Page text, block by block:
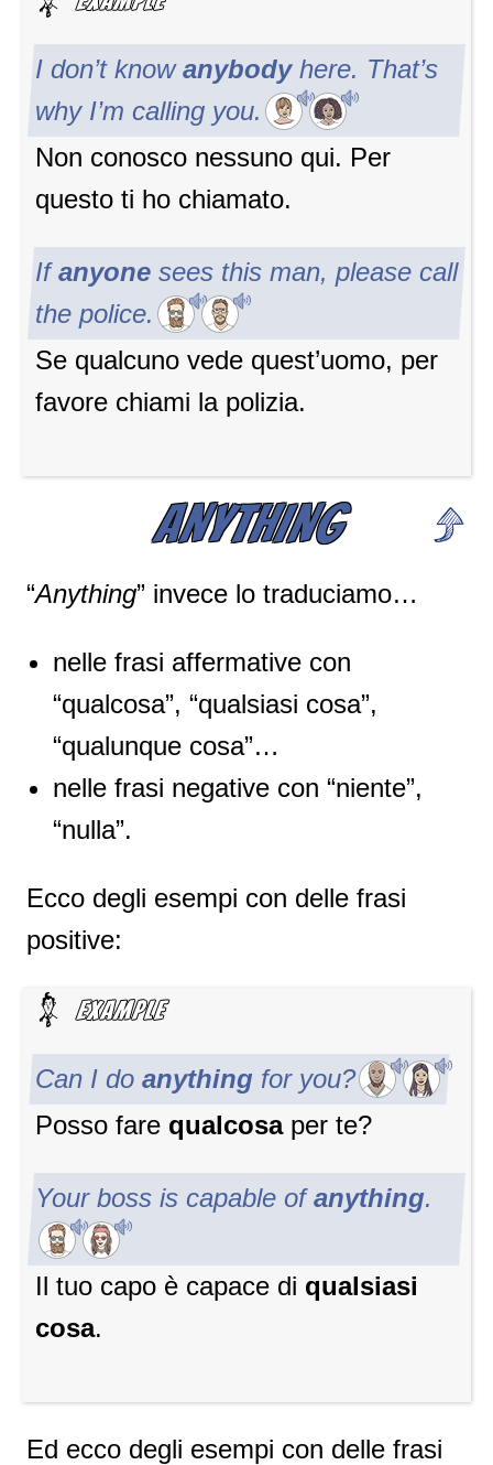
I don’t knowanybodyhere. That’s
why I’m calling you.
Non conosco nessuno qui. Per
questo ti ho chiamato.
Ifanyone sees this man, please call
the police.
Se qualcuno vede quest’uomo, per
favore chiami la polizia.
ANYTHING
“Anything” invece lo traduciamo…
nelle frasi affermative con
“qualcosa”, “qualsiasi cosa”,
“qualunque cosa”…
nelle frasi negative con “niente”,
“nulla”.
Ecco degli esempi con delle frasi
positive:
Can I do anything for you?
Posso fare qualcosaper te?
Your boss is capable ofanything.
Il tuo capo è capace di qualsiasi
cosa.
Ed ecco degli esempi con delle frasi